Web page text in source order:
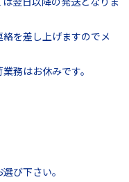
を差し上げますのでメ
務はお休みです。
び下さい。